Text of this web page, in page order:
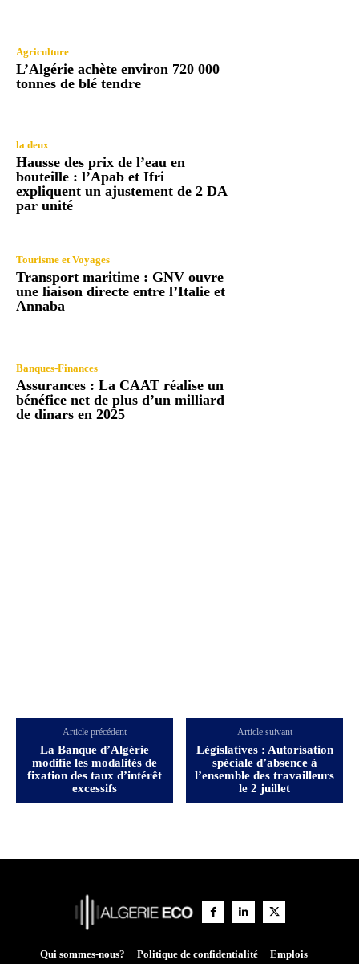
Agriculture
L’Algérie achète environ 720 000
tonnes de blé tendre
la deux
Hausse des prix de l’eau en
bouteille : l’Apab et Ifri
expliquent un ajustement de 2 DA
par unité
Tourisme et Voyages
Transport maritime : GNV ouvre
une liaison directe entre l’Italie et
Annaba
Banques-Finances
Assurances : La CAAT réalise un
bénéfice net de plus d’un milliard
de dinars en 2025
Article précédent
La Banque d’Algérie
modifie les modalités de
fixation des taux d’intérêt
excessifs
Article suivant
Législatives : Autorisation
spéciale d’absence à
l’ensemble des travailleurs
le 2 juillet
Qui sommes-nous? Politique de confidentialité Emplois